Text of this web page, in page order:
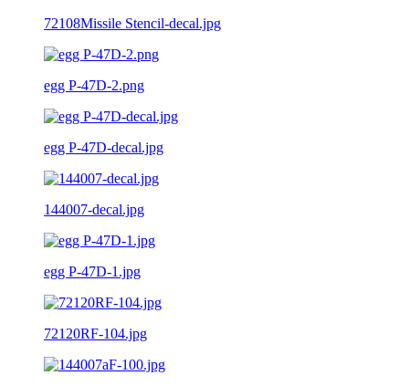
72108Missile Stencil-decal.jpg
egg P-47D-2.png
egg P-47D-decal.jpg
144007-decal.jpg
egg P-47D-1.jpg
72120RF-104.jpg